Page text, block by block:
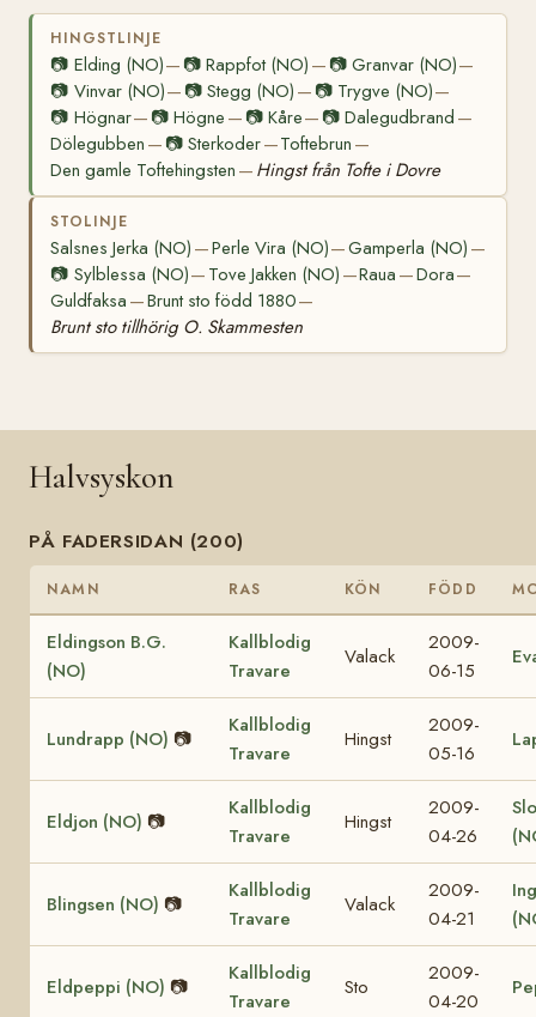
HINGSTLINJE
📷 Elding (NO)— 📷Rappfot (NO) — 📷 Granvar (NO)—
📷 Vinvar (NO)— 📷Stegg (NO) — 📷 Trygve (NO)—
📷 Högnar— 📷Högne — 📷 Kåre— 📷 Dalegudbrand —
Dölegubben — 📷Sterkoder—Toftebrun —
Den gamle Toftehingsten — Hingst från Tofte i Dovre
STOLINJE
Salsnes Jerka (NO) —Perle Vira (NO)—Gamperla (NO) —
📷 Sylblessa (NO)— Tove Jakken (NO) —Raua —Dora—
Guldfaksa —Brunt sto född 1880—
Brunt sto tillhörig O. Skammesten
Halvsyskon
PÅ FADERSIDAN (200)
NAMN RAS KÖN FÖDD
Eldingson B.G.
(NO)
Kallblodig
Travare
Valack
2009-
06-15
Lundrapp (NO) 📷
Kallblodig
Travare
Hingst
2009-
05-16
Eldjon (NO) 📷
Kallblodig
Travare
Hingst
2009-
04-26
Blingsen (NO) 📷
Kallblodig
Travare
Valack
2009-
04-21
Eldpeppi (NO) 📷
Kallblodig
Travare
Sto
2009-
04-20